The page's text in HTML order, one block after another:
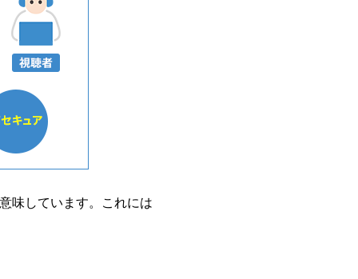
味しています。これには